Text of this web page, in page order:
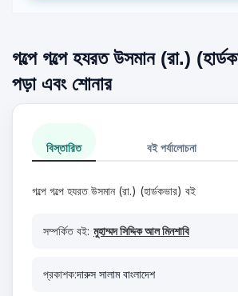
গল্পে গল্পে হযরত উসমান (রা.)
পড়া এবং শোনার
বিস্তারিত বই পর্যালোচনা
গল্পে গল্পে হযরত উসমান (রা.) (হার্ডকভার) বই
সম্পর্কিত বই: মুহাম্মদ সিদ্দিক আল মিনশাবি
প্রকাশক:দারুস সালাম বাংলাদেশ